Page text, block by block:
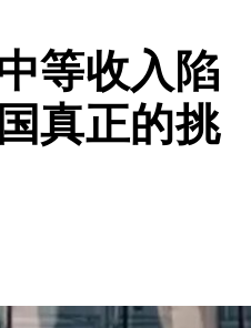
等收入陷
真正的挑